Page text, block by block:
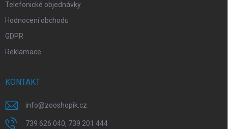
Telefonické objednávky
Hodnocení obchodu
GDPR
Reklamace
KONTAKT
info@zooshopik.cz
739 626 040, 739 201 444